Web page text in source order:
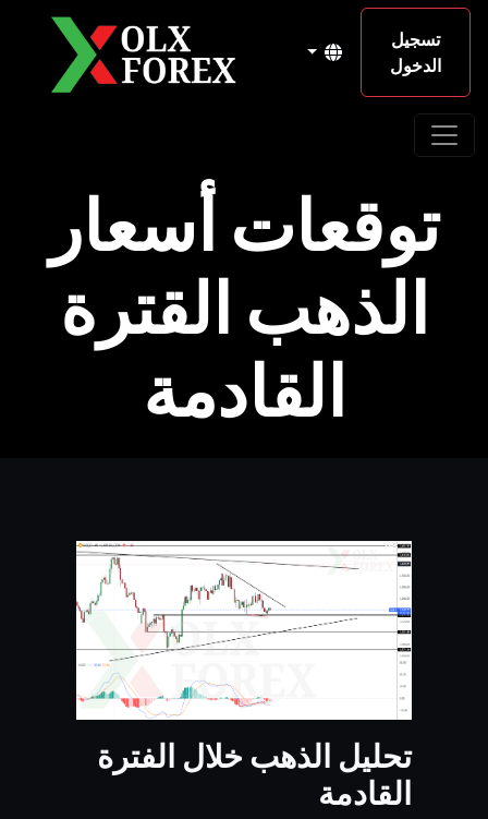
تسجيل
الدخول
توقعات أسعار
الذهب القترة
القادمة
تحليل الذهب خلال الفترة
القادمة